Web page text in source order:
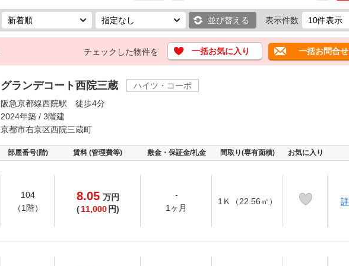
並び替える 表示件数
チェックした物件を 一括お気に入り 一括お問合せ
グランデコート西院三蔵
ハイツ・コーポ
阪急京都線西院駅 徒歩4分
2024年築 / 3階建
京都市右京区西院三蔵町
部屋番号(階) 賃料 (管理費等) 敷金・保証金/礼金 間取り(専有面積) お気に入り
104
（1階）
8.05 万円
( 11,000 円)
-
1ヶ月
1Ｋ（22.56㎡）